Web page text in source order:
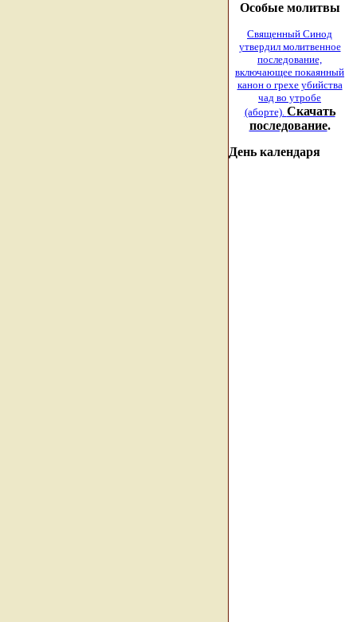
Особые молитвы
Священный Синод
утвердил молитвенное
последование,
включающее покаянный
канон о грехе убийства
чад во утробе
(аборте). Скачать
последование.
День календаря